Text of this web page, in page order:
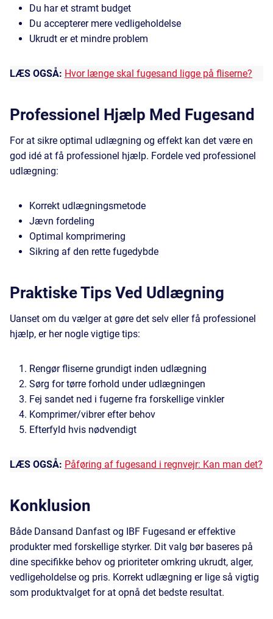
Du har et stramt budget
Du accepterer mere vedligeholdelse
Ukrudt er et mindre problem
LÆS OGSÅ: Hvor længe skal fugesand ligge på fliserne?
Professionel Hjælp Med Fugesand
For at sikre optimal udlægning og effekt kan det være en
god idé at få professionel hjælp. Fordele ved professionel
udlægning:
Korrekt udlægningsmetode
Jævn fordeling
Optimal komprimering
Sikring af den rette fugedybde
Praktiske Tips Ved Udlægning
Uanset om du vælger at gøre det selv eller få professionel
hjælp, er her nogle vigtige tips:
Rengør fliserne grundigt inden udlægning
Sørg for tørre forhold under udlægningen
Fej sandet ned i fugerne fra forskellige vinkler
Komprimer/vibrer efter behov
Efterfyld hvis nødvendigt
LÆS OGSÅ: Påføring af fugesand i regnvejr: Kan man det?
Konklusion
Både Dansand Danfast og IBF Fugesand er effektive
produkter med forskellige styrker. Dit valg bør baseres på
dine specifikke behov og prioriteter omkring ukrudt, alger,
vedligeholdelse og pris. Korrekt udlægning er lige så vigtig
som produktvalget for at opnå det bedste resultat.